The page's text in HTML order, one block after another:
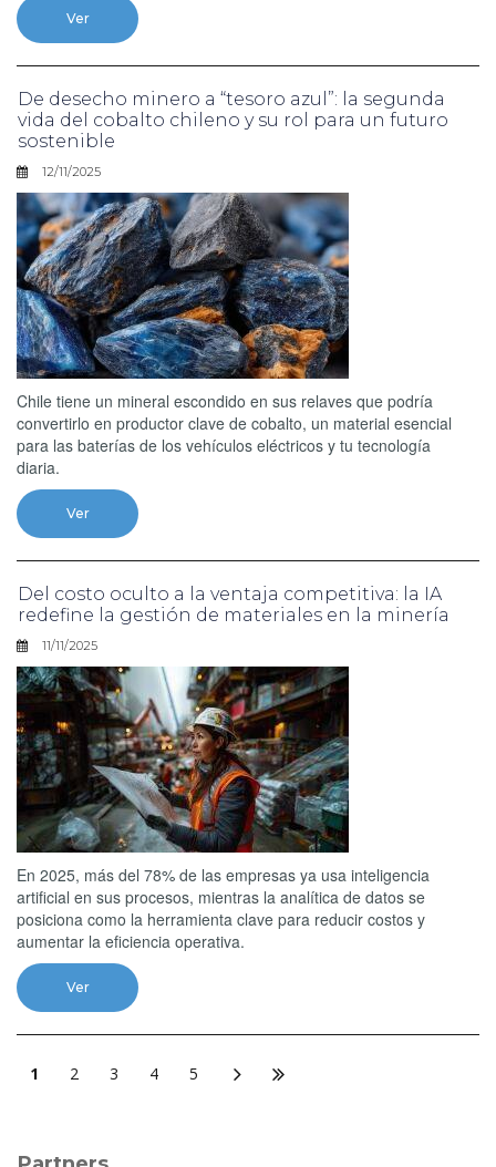
Ver
De desecho minero a “tesoro azul”: la segunda
vida del cobalto chileno y su rol para un futuro
sostenible
12/11/2025
Chile tiene un mineral escondido en sus relaves que podría
convertirlo en productor clave de cobalto, un material esencial
para las baterías de los vehículos eléctricos y tu tecnología
diaria.
Ver
Del costo oculto a la ventaja competitiva: la IA
redefine la gestión de materiales en la minería
11/11/2025
En 2025, más del 78% de las empresas ya usa inteligencia
artificial en sus procesos, mientras la analítica de datos se
posiciona como la herramienta clave para reducir costos y
aumentar la eficiencia operativa.
Ver
1 2 3 4 5